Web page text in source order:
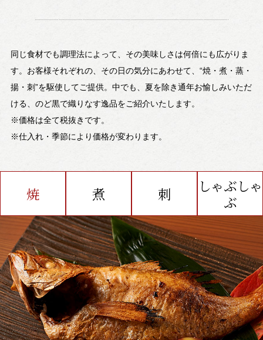
同じ食材でも調理法によって、その美味しさは何倍にも広がりま
す。お客様それぞれの、その日の気分にあわせて、“焼・煮・蒸・
揚・刺”を駆使してご提供。中でも、夏を除き通年お愉しみいただ
ける、のど黒で織りなす逸品をご紹介いたします。
※価格は全て税抜きです。
※仕入れ・季節により価格が変わります。
焼 煮 刺
しゃぶしゃ
ぶ